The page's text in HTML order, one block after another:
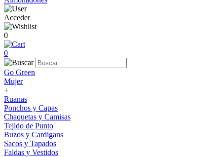
Acceder
0
0
Go Green
Mujer
+
Ruanas
Ponchos y Capas
Chaquetas y Camisas
Tejido de Punto
Buzos y Cardigans
Sacos y Tapados
Faldas y Vestidos